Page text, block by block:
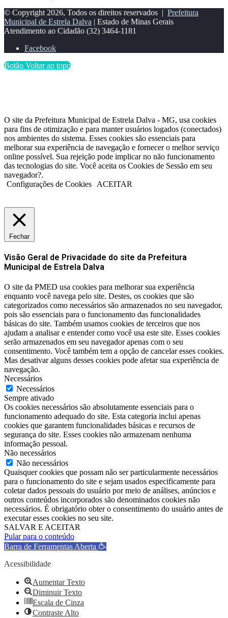
© Copyright 2026, Todos os direitos reservados | Prefeitura
Municipal de Estrela Dalva | Estado de Minas Gerais
Atendimento ao Cidadão (32) 3464-1181
Facebook
Botão Voltar ao topo
O site da Prefeitura Municipal de Estrela Dalva - MG, usa cookies
para fins de otimização e para manter usuários logados (conectados)
nos ambientes do sistema. Esses cookies são essenciais para
melhorar sua experiência de navegação e fornecer o melhor serviço
online possível. Sua rejeição pode implicar no não funcionamento
das tecnologias do site. Você aceita os Cookies de Sessão em seu
navegador?.
Configurações de Cookies
ACEITAR
Fechar
Visão Geral de Privacidade do site da Prefeitura
Municipal de Estrela Dalva
O site da PMED usa cookies para melhorar sua experiência
enquanto você navega pelo site. Destes, os cookies que são
categorizados como necessários são armazenados no seu navegador,
pois são essenciais para o funcionamento das funcionalidades
básicas do site. Também usamos cookies de terceiros que nos
ajudam a analisar e entender como você usa este site. Esses cookies
serão armazenados em seu navegador apenas com o seu
consentimento. Você também tem a opção de cancelar esses cookies.
Mas desativar alguns desses cookies pode afetar sua experiência de
navegação.
Necessários
Necessários
Sempre ativado
Os cookies necessários são absolutamente essenciais para o
funcionamento adequado do site. Esta categoria inclui apenas
cookies que garantem funcionalidades básicas e recursos de
segurança do site. Esses cookies não armazenam nenhuma
informação pessoal.
Não necessários
Não necessários
Quaisquer cookies que possam não ser particularmente necessários
para o funcionamento do site e sejam usados ​​especificamente para
coletar dados pessoais do usuário por meio de análises, anúncios e
outros conteúdos incorporados são denominados cookies não
necessários. É obrigatório obter o consentimento do usuário antes de
executar esses cookies no seu site.
SALVAR E ACEITAR
Pular para o conteúdo
Barra de Ferramentas Aberta
Acessibilidade
Aumentar Texto
Diminuir Texto
Escala de Cinza
Contraste Alto